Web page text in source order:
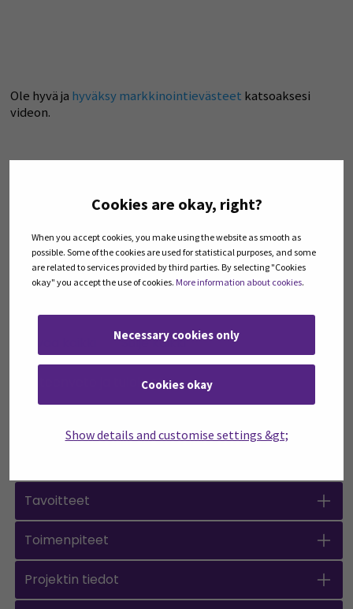
Cookies are okay, right?
When you accept cookies, you make using the website as smooth as
possible. Some of the cookies are used for statistical purposes, and some
are related to services provided by third parties. By selecting "Cookies
okay" you accept the use of cookies. More information about cookies.
Necessary cookies only
Cookies okay
Show details and customise settings &gt;
Ole hyvä ja hyväksy markkinointievästeet katsoaksesi
videon.
Open all accordions
Sulje kaikki
Sulje kaikki
Yhteenveto ja tulokset
Tavoitteet
Toimenpiteet
Projektin tiedot